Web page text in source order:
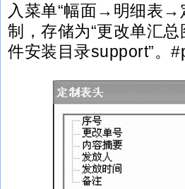
入菜单“幅面→明细表→
制，存储为“更改单汇
件安装目录support”。